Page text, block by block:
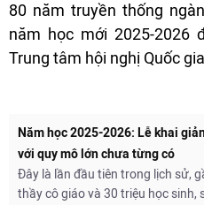
80 năm truyền thống
năm học mới 2025-2026
Trung tâm hội nghị Quốc
Năm học 2025-2026: Lễ khai
với quy mô lớn chưa từng có
Đây là lần đầu tiên trong lịch sử,
thầy cô giáo và 30 triệu học sinh,